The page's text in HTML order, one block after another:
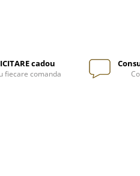
cadou
fiecare comanda